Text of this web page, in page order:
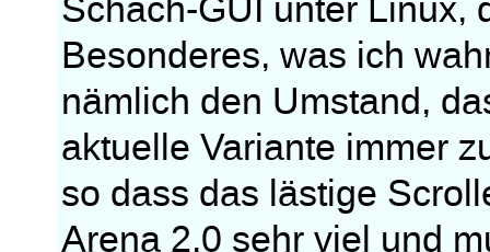
Schach-GUI unter Linux,
Besonderes, was ich
nämlich den Umstand,
aktuelle Variante immer
so dass das lästige
Arena 2.0 sehr viel und